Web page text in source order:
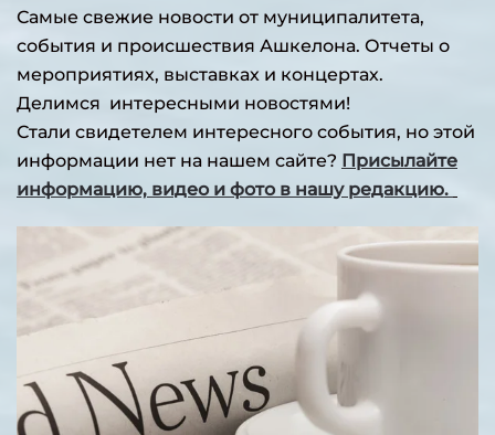
Самые свежие новости от муниципалитета,
события и происшествия Ашкелона. Отчеты о
мероприятиях, выставках и концертах.
Делимся интересными новостями!
Стали свидетелем интересного события, но этой
информации нет на нашем сайте? Присылайте
информацию, видео и фото в нашу редакцию.
ЧИТАТЬ